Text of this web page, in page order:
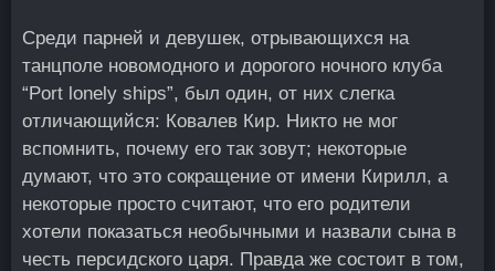
Среди парней и девушек, отрывающихся на
танцполе новомодного и дорогого ночного клуба
“Port lonely ships”, был один, от них слегка
отличающийся: Ковалев Кир. Никто не мог
вспомнить, почему его так зовут; некоторые
думают, что это сокращение от имени Кирилл, а
некоторые просто считают, что его родители
хотели показаться необычными и назвали сына в
честь персидского царя. Правда же состоит в том,